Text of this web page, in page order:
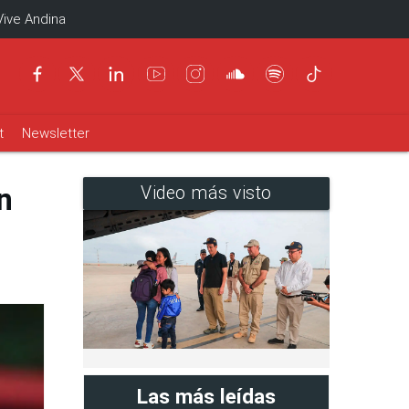
Andina
Newsletter
Video más visto
Las más leídas